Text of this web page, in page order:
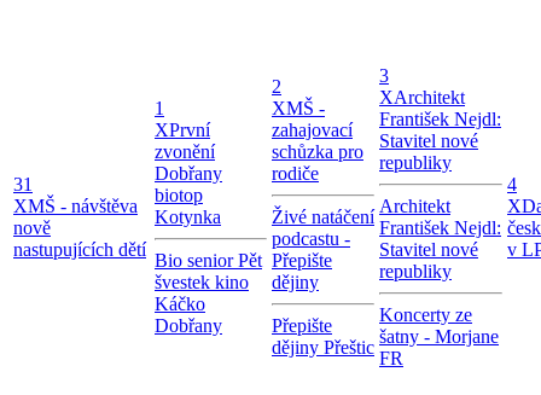
31
XMŠ - návštěva
nově
nastupujících dětí
1
XPrvní
zvonění
Dobřany
biotop
Kotynka
Bio senior Pět
švestek kino
Káčko
Dobřany
2
XMŠ -
zahajovací
schůzka pro
rodiče
Živé natáčení
podcastu -
Přepište
dějiny
Přepište
dějiny Přeštic
3
XArchitekt
František Nejdl:
Stavitel nové
republiky
Architekt
František Nejdl:
Stavitel nové
republiky
Koncerty ze
šatny - Morjane
FR
4
X
v